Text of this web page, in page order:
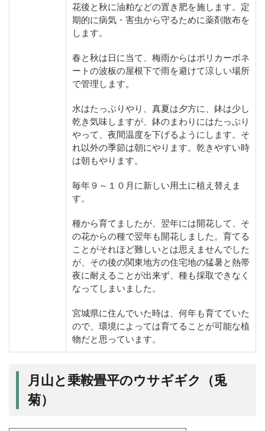
花後と秋に油粕などの置き肥を施します。定
期的に病気・害虫から守るために薬剤散布を
します。
春と秋は日に当て、梅雨からはポリカーボネ
ートの波板の屋根下で雨を避けて涼しい場所
で管理します。
水はたっぷりやり、真夏は夕方に、鉢は少し
乾き気味しますが、鉢のまわりにはたっぷり
やって、夜間温度を下げるようにします。そ
れ以外の季節は朝にやります。乾きやすい時
は朝もやります。
毎年９～１０月に新しい用土に植え替えま
す。
種から育てましたが、翌年には開花して、そ
の花からの種で翌年も開花しました。育てる
ことがそれほど難しいとは思えませんでした
が、その後の関東地方の住宅地の猛暑と熱帯
夜に耐えることが出来ず、種も採取できなく
なってしまいました。
宮城県に住んでいた時は、何年も育てていた
ので、環境によっては育てることが可能な植
物だと思っています。
月山と乗鞍畳平のウサギギク（兎
菊）